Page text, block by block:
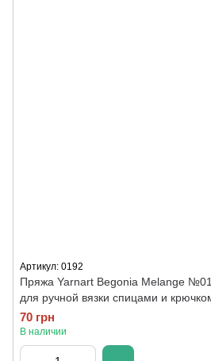
Артикул: 0192
Пряжа Yarnart Begonia Melange
для ручной вязки спицами и
70 грн
В наличии